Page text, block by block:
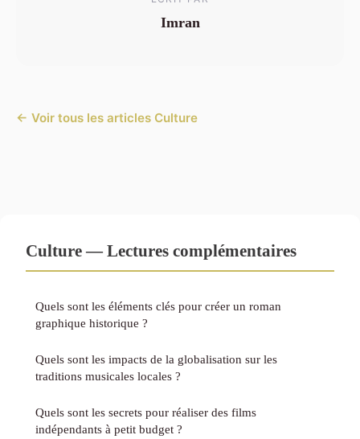
Imran
← Voir tous les articles Culture
Culture — Lectures complémentaires
Quels sont les éléments clés pour créer un roman
graphique historique ?
Quels sont les impacts de la globalisation sur les
traditions musicales locales ?
Quels sont les secrets pour réaliser des films
indépendants à petit budget ?